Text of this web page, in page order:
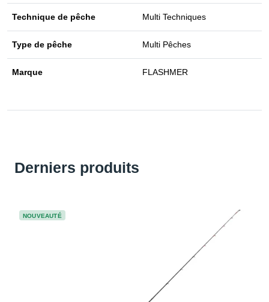
Technique de pêche Multi Techniques
Type de pêche Multi Pêches
Marque FLASHMER
Derniers produits
NOUVEAUTÉ